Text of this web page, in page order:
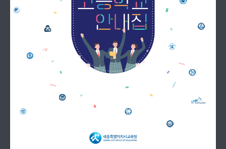
2023-고등학교-안내집 로딩중입니다.